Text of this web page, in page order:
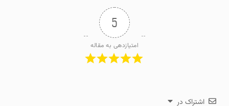
5
امتیازدهی به مقاله
اشتراک در